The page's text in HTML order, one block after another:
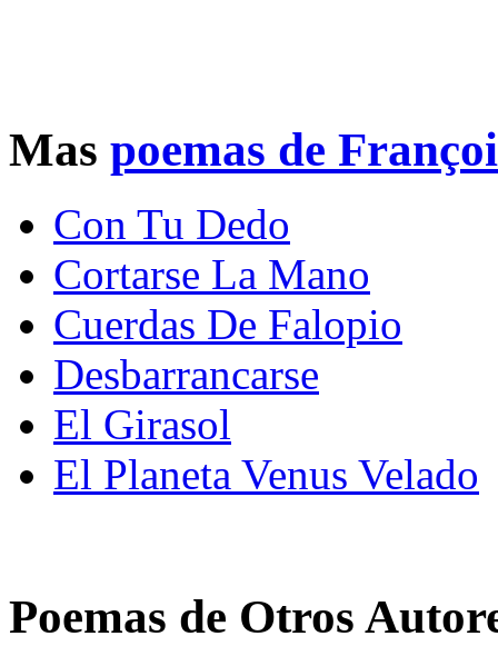
Mas poemas de
Con Tu Dedo
Cortarse La Mano
Cuerdas De Falopio
Desbarrancarse
El Girasol
El Planeta Venus Velado
Poemas de Otros